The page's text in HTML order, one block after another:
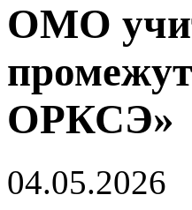
ОМО
ОРКСЭ»
04.05.2026